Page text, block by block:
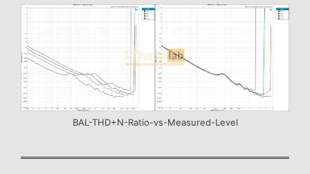
BAL-THD+N-Ratio-vs-Measured-Level